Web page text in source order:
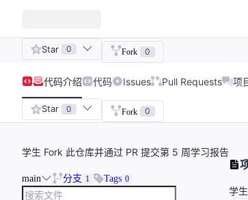
Star 0 Fork 0
代码介绍 代码 Issues Pull Requests 项
Star 0 Fork 0
学生 Fork 此仓库并通过 PR 提交第 5 周学习报告
main 分支 1 Tags 0
学